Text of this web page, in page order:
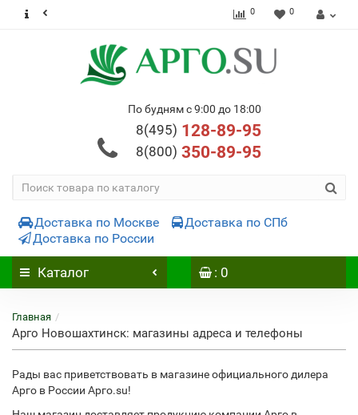
0 0
По будням с 9:00 до 18:00
8(495) 128-89-95
8(800) 350-89-95
Доставка по Москве
Доставка по СПб
Доставка по России
Каталог : 0
Главная
Арго Новошахтинск: магазины адреса и телефоны
Рады вас приветствовать в магазине официального дилера
Арго в России Арго.su!